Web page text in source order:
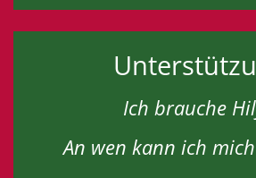
Ich brauche
An wen kann ich